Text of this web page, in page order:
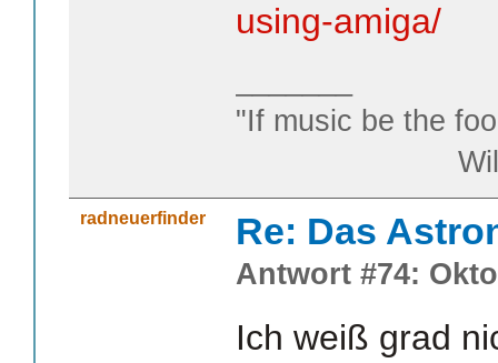
using-amiga/
"If music be the
William
radneuerfinder Re: Das
Antwort #74:
Ich weiß grad